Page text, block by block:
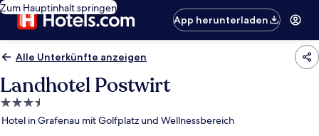
Zum Hauptinhalt springen
App herunterladen
Alle Unterkünfte anzeigen
Landhotel Postwirt
3.5-
Sterne-
Hotel in Grafenau mit Golfplatz und Wellnessbereich